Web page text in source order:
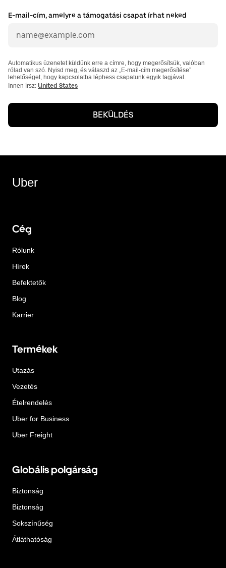
E-mail-cím, amelyre a támogatási csapat írhat neked
Automatikus üzenetet küldünk erre a címre, hogy megerősítsük, valóban
rólad van szó. Nyisd meg, és válaszd az „E-mail-cím megerősítése”
lehetőséget, hogy kapcsolatba léphess csapatunk egyik tagjával.
Innen írsz: United States
BEKÜLDÉS
Uber
Cég
Rólunk
Hírek
Befektetők
Blog
Karrier
Termékek
Utazás
Vezetés
Ételrendelés
Uber for Business
Uber Freight
Globális polgárság
Biztonság
Biztonság
Sokszínűség
Átláthatóság